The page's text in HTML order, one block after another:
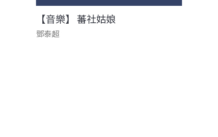
【音樂】 蕃社姑娘
鄧泰超